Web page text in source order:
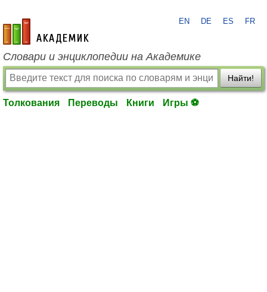
academic.ru
EN DE ES FR
Словари и энциклопедии на Академике
Найти!
Толкования Переводы Книги Игры ⚽